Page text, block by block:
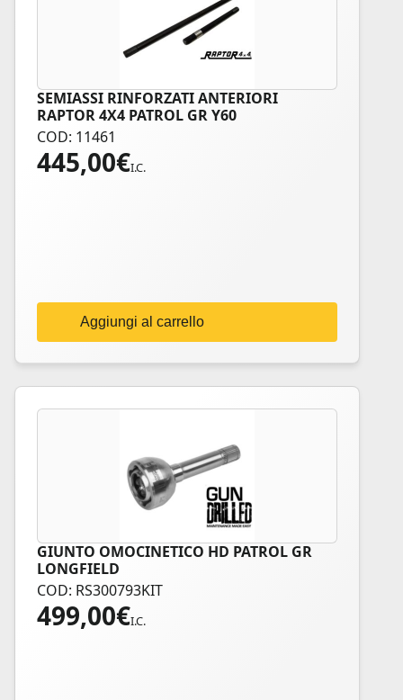
SEMIASSI RINFORZATI ANTERIORI
RAPTOR 4X4 PATROL GR Y60
COD: 11461
445,00€I.C.
Aggiungi al carrello
GIUNTO OMOCINETICO HD PATROL GR
LONGFIELD
COD: RS300793KIT
499,00€I.C.